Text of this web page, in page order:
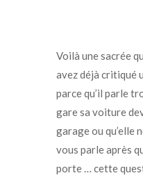
Voilà une sacrée
avez déjà critiqué
parce qu’il parle
gare sa voiture
garage ou qu’elle
vous parle après
porte … cette